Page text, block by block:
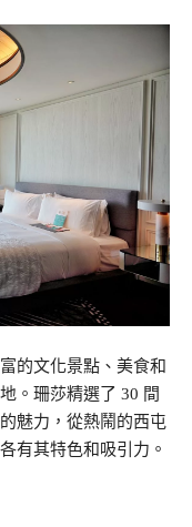
的文化景點、美食和
。珊莎精選了 30 間
魅力，從熱鬧的西屯
有其特色和吸引力。